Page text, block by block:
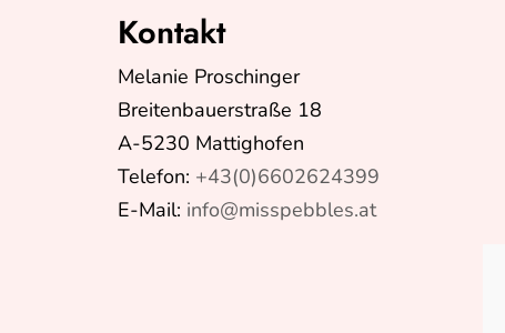
Kontakt
Melanie Proschinger
Breitenbauerstraße 18
A-5230 Mattighofen
Telefon: +43(0)6602624399
E-Mail: info@misspebbles.at